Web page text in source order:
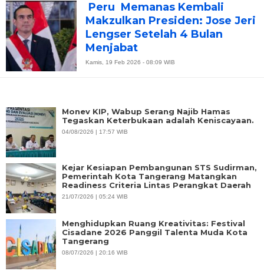
Monev KIP, Wabup Serang Najib Hamas
Tegaskan Keterbukaan adalah Keniscayaan.
04/08/2026 | 17:57 WIB
Kejar Kesiapan Pembangunan STS Sudirman,
Pemerintah Kota Tangerang Matangkan
Readiness Criteria Lintas Perangkat Daerah
21/07/2026 | 05:24 WIB
Menghidupkan Ruang Kreativitas: Festival
Cisadane 2026 Panggil Talenta Muda Kota
Tangerang
08/07/2026 | 20:16 WIB
Peru Memanas Kembali
Makzulkan Presiden: Jose Jeri
Lengser Setelah 4 Bulan
Menjabat
Kamis, 19 Feb 2026 - 08:09 WIB